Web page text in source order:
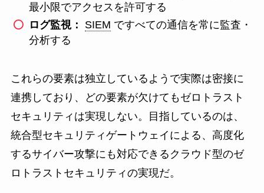
最小限でアクセスを許可する
ログ監視：
SIEM ですべての通信を常に監査・
分析する
これらの要素は独立しているようで実際は密接に
連携しており、どの要素が欠けてもゼロトラスト
セキュリティは実現しない。目指しているのは、
統合型セキュリティゲートウェイによる、高度化
するサイバー攻撃にも対応できるクラウド型のゼ
ロトラストセキュリティの実現だ。